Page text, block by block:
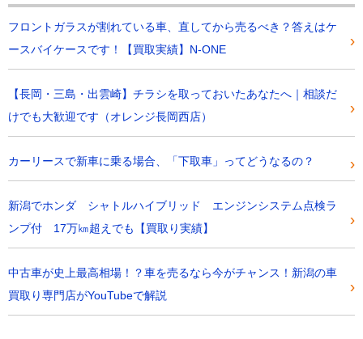
フロントガラスが割れている車、直してから売るべき？答えはケ
ースバイケースです！【買取実績】N-ONE
【長岡・三島・出雲崎】チラシを取っておいたあなたへ｜相談だ
けでも大歓迎です（オレンジ長岡西店）
カーリースで新車に乗る場合、「下取車」ってどうなるの？
新潟でホンダ シャトルハイブリッド エンジンシステム点検ラ
ンプ付 17万㎞超えでも【買取り実績】
中古車が史上最高相場！？車を売るなら今がチャンス！新潟の車
買取り専門店がYouTubeで解説